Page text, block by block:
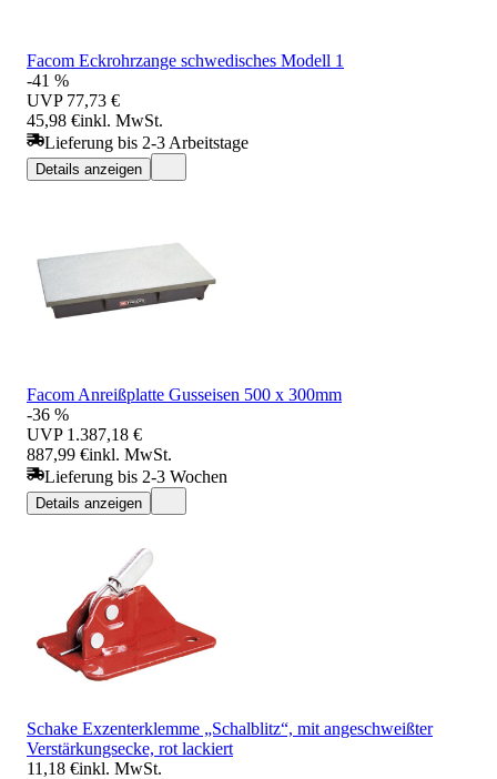
Facom Eckrohrzange schwedisches Modell 1
-41 %
UVP 77,73 €
45,98 €inkl. MwSt.
Lieferung bis 2-3 Arbeitstage
Details anzeigen
Facom Anreißplatte Gusseisen 500 x 300mm
-36 %
UVP 1.387,18 €
887,99 €inkl. MwSt.
Lieferung bis 2-3 Wochen
Details anzeigen
Schake Exzenterklemme „Schalblitz“, mit angeschweißter
Verstärkungsecke, rot lackiert
11,18 €inkl. MwSt.